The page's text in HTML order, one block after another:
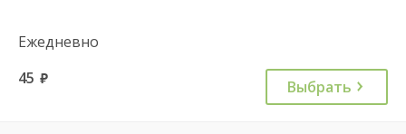
Ежедневно
45 руб. Выбрать